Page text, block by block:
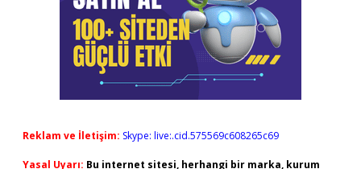
Reklam ve İletişim: Skype: live:.cid.575569c608265c69
Yasal Uyarı: Bu internet sitesi, herhangi bir marka, kurum